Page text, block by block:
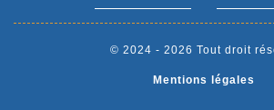
© 2024 - 2026 Tout droit
Mentions légales